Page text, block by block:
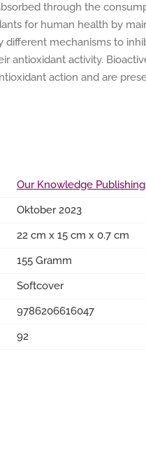
through the
for human health by
different mechanisms to
antioxidant activity.
action and are
Our Knowledge Publishing
Oktober 2023
22 cm x 15 cm x 0.7 cm
155 Gramm
Softcover
9786206616047
92